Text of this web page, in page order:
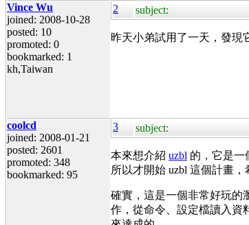
Vince Wu
joined: 2008-10-28
posted: 10
promoted: 0
bookmarked: 1
kh,Taiwan
2 subject:
昨天小弟試用了一天，發現
coolcd
joined: 2008-01-21
posted: 2601
promoted: 348
bookmarked: 95
3 subject:
本來想介紹 uzbl 的，它是一
所以才開始 uzbl 這個計畫
確實，這是一個非常好玩的
作，從命令、設定檔讀入資